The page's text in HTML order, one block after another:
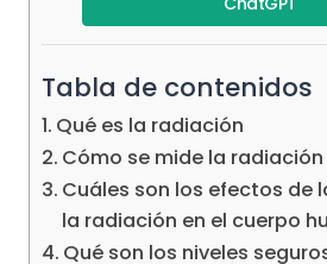
Tabla de contenidos
Qué es la radiación
Cómo se mide la radiación
Cuáles son los efectos de
la radiación en el cuerpo
Qué son los niveles